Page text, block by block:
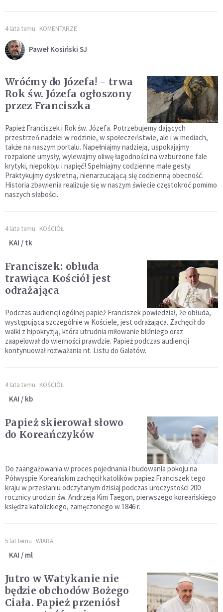
4 lata temu KOMENTARZE
Paweł Kosiński SJ
Wróćmy do Józefa! - trwa
Rok św. Józefa ogłoszony
przez Franciszka
Papież Franciszek i Rok św. Józefa. Potrzebujemy dających
przestrzeń nadziei w rodzinie, w społeczeństwie, ale i w mediach,
także na naszym portalu. Napełniajmy nadzieją, uspokajajmy
rozpalone umysły, wylewajmy oliwę łagodności na wzburzone fale
krytyki, niepokoju i napięć! Spełniajmy codzienne małe gesty.
Praktykujmy dyskretną, nienarzucającą się codzienną obecność.
Historia zbawienia realizuje się w naszym świecie częstokroć pomimo
naszych słabości.
4 lata temu KOŚCIÓŁ
KAI / tk
Franciszek: obłuda
trawiąca Kościół jest
odrażająca
Podczas audiencji ogólnej papież Franciszek powiedział, że obłuda,
występująca szczególnie w Kościele, jest odrażająca. Zachęcił do
walki z hipokryzją, która utrudnia miłowanie bliźniego oraz
zaapelował do wierności prawdzie. Papież podczas audiencji
kontynuował rozważania nt. Listu do Galatów.
4 lata temu KOŚCIÓŁ
KAI / kb
Papież skierował słowo
do Koreańczyków
Do zaangażowania w proces pojednania i budowania pokoju na
Półwyspie Koreańskim zachęcił katolików papież Franciszek tego
kraju w przesłaniu odczytanym dzisiaj podczas uroczystości 200
rocznicy urodzin św. Andrzeja Kim Taegon, pierwszego koreańskiego
księdza katolickiego, zamęczonego w 1846 r.
5 lat temu WIARA
KAI / ml
Jutro w Watykanie nie
będzie obchodów Bożego
Ciała. Papież przeniósł